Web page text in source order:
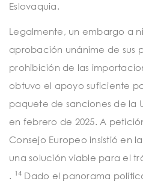
Eslovaquia.
Legalmente, un embargo a
aprobación unánime de sus
prohibición de las
obtuvo el apoyo suficiente
paquete de sanciones de la
en febrero de 2025. A
Consejo Europeo insistió en
una solución viable para el
. 14 Dado el panorama